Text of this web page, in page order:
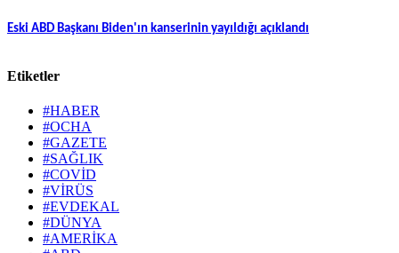
Eski ABD Başkanı Biden'ın kanserinin yayıldığı açıklandı
Etiketler
#HABER
#OCHA
#GAZETE
#SAĞLIK
#COVİD
#VİRÜS
#EVDEKAL
#DÜNYA
#AMERİKA